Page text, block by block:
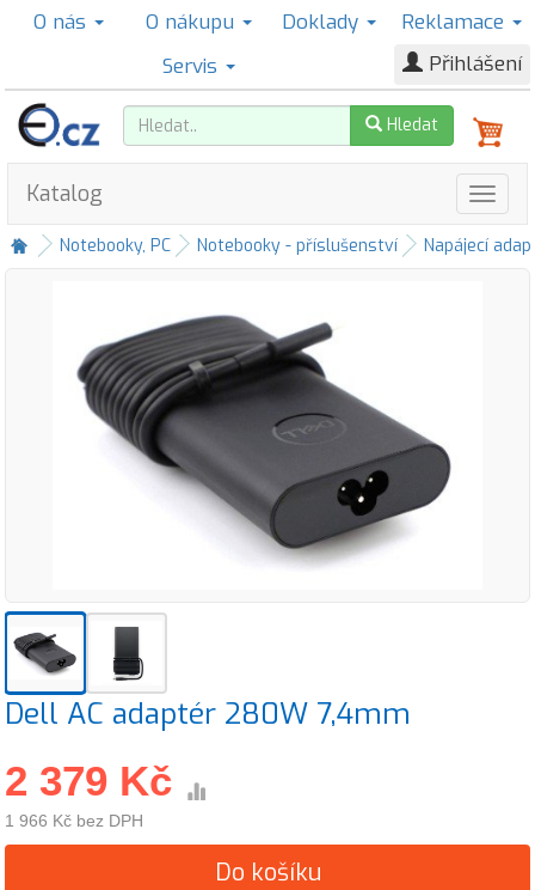
O nás O nákupu Doklady
Reklamace
Servis
Přihlášení
Hledat
Katalog
Notebooky, PC Notebooky - příslušenství Napájecí
Dell AC adaptér 280W 7,4mm
2 379 Kč
1 966 Kč bez DPH
Do košíku